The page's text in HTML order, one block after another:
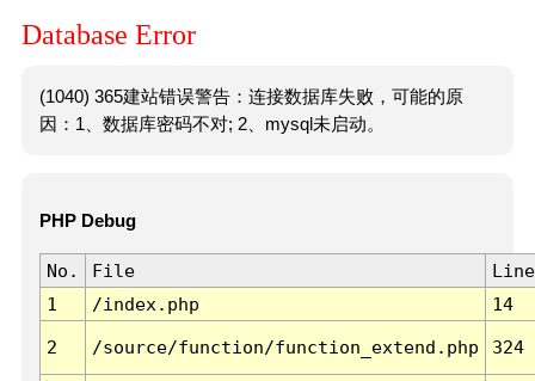
Database Error
(1040) 365建站错误警告：连接数据库失败，可能的原
因：1、数据库密码不对; 2、mysql未启动。
PHP Debug
No. File
Line
1
/index.php 14
2 /source/function/function_extend.php 324